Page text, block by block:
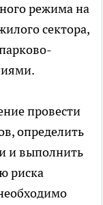
режима на
сектора,
провести
определить
и выполнить
риска